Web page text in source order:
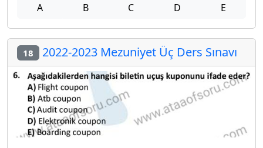
A B C D E
18 2022-2023 Mezuniyet Üç Ders Sınavı